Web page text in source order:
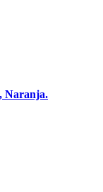
Naranja.